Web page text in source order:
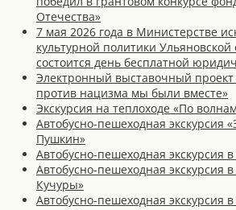
Отечества»
7 мая 2026 года в Министерстве
культурной политики Ульяновской
состоится день бесплатной
Электронный выставочный проект
против нацизма мы были вместе»
Экскурсия на теплоходе «По
Автобусно-пешеходная экскурсия
Пушкин»
Автобусно-пешеходная экскурсия
Автобусно-пешеходная экскурсия
Кучуры»
Автобусно-пешеходная экскурсия